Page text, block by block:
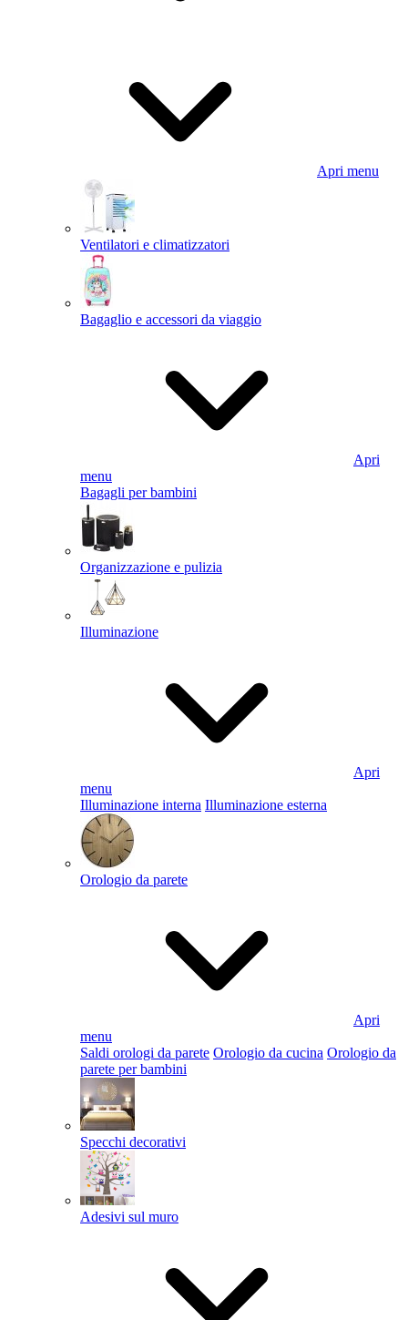
Apri menu
Ventilatori e climatizzatori
Bagaglio e accessori da viaggio
Apri
menu
Bagagli per bambini
Organizzazione e pulizia
Illuminazione
Apri
menu
Illuminazione interna Illuminazione esterna
Orologio da parete
Apri
menu
Saldi orologi da parete Orologio da cucina Orologio da
parete per bambini
Specchi decorativi
Adesivi sul muro